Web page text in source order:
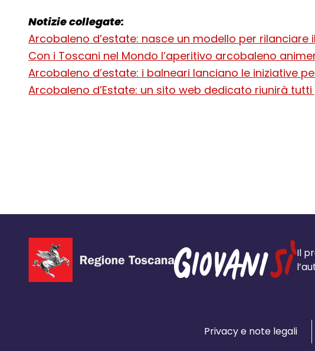
Notizie collegate:
Arcobaleno d’estate: nasce un modello per
Con i Toscani nel Mondo l’aperitivo arcobaleno
Arcobaleno d’estate: i balneari lanciano le iniziative
Arcobaleno d’Estate: un sito web dedicato riunirà tutti
Il
Privacy e note legali